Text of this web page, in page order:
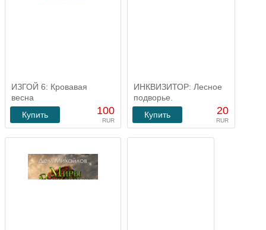
ИЗГОЙ 6: Кровавая
весна
100
RUR
Купить
ИНКВИЗИТОР: Лесное
подворье.
20
RUR
Купить